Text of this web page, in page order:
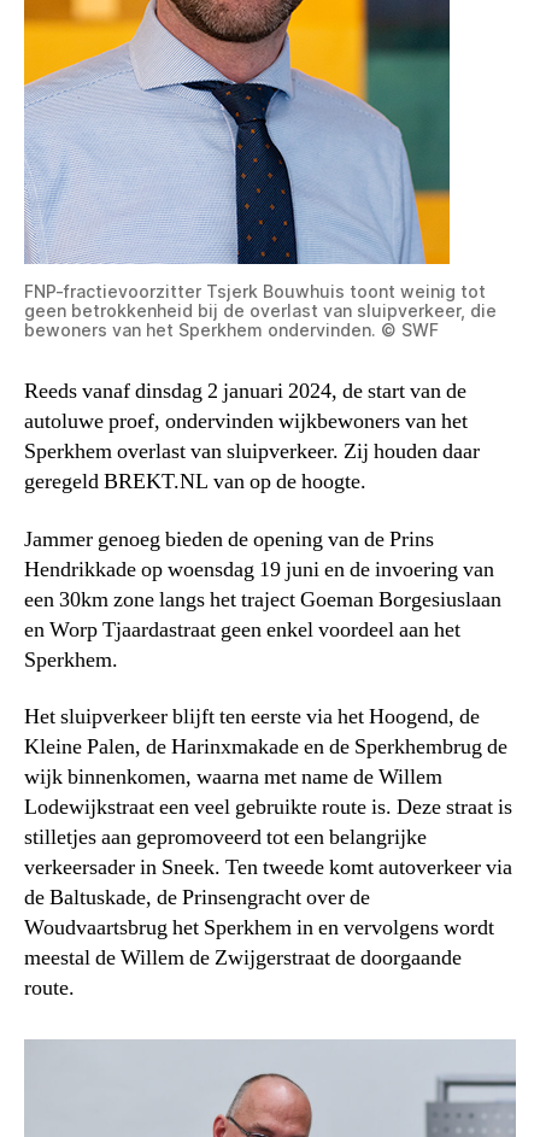
FNP-fractievoorzitter Tsjerk Bouwhuis toont weinig tot
geen betrokkenheid bij de overlast van sluipverkeer, die
bewoners van het Sperkhem ondervinden. © SWF
Reeds vanaf dinsdag 2 januari 2024, de start van de
autoluwe proef, ondervinden wijkbewoners van het
Sperkhem overlast van sluipverkeer. Zij houden daar
geregeld BREKT.NL van op de hoogte.
Jammer genoeg bieden de opening van de Prins
Hendrikkade op woensdag 19 juni en de invoering van
een 30km zone langs het traject Goeman Borgesiuslaan
en Worp Tjaardastraat geen enkel voordeel aan het
Sperkhem.
Het sluipverkeer blijft ten eerste via het Hoogend, de
Kleine Palen, de Harinxmakade en de Sperkhembrug de
wijk binnenkomen, waarna met name de Willem
Lodewijkstraat een veel gebruikte route is. Deze straat is
stilletjes aan gepromoveerd tot een belangrijke
verkeersader in Sneek. Ten tweede komt autoverkeer via
de Baltuskade, de Prinsengracht over de
Woudvaartsbrug het Sperkhem in en vervolgens wordt
meestal de Willem de Zwijgerstraat de doorgaande
route.